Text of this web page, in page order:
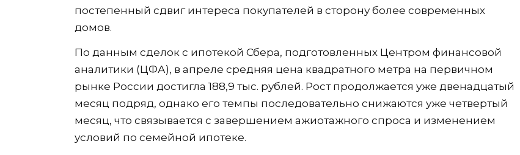
постепенный сдвиг интереса покупателей в сторону более современных
домов.
По данным сделок с ипотекой Сбера, подготовленных Центром финансовой
аналитики (ЦФА), в апреле средняя цена квадратного метра на первичном
рынке России достигла 188,9 тыс. рублей. Рост продолжается уже двенадцатый
месяц подряд, однако его темпы последовательно снижаются уже четвертый
месяц, что связывается с завершением ажиотажного спроса и изменением
условий по семейной ипотеке.